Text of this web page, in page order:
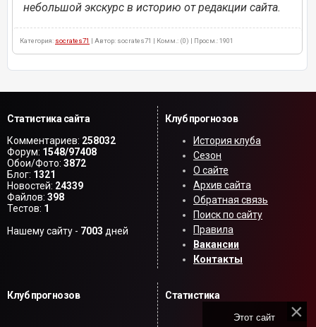
небольшой экскурс в историю от редакции сайта.
Категория: socrates71 | Автор: socrates71 | Комм.: (0) | Просм.: 1901
Статистика сайта
Комментариев: 258032
Форум: 1548/97408
Обои/Фото: 3872
Блог: 1321
Новостей: 24339
Файлов: 398
Тестов: 1
Нашему сайту - 7003 дней
Клуб прогнозов
История клуба
Сезон
О сайте
Архив сайта
Обратная связь
Поиск по сайту
Правила
Вакансии
Контакты
Клуб прогнозов Статистика
Этот сайт